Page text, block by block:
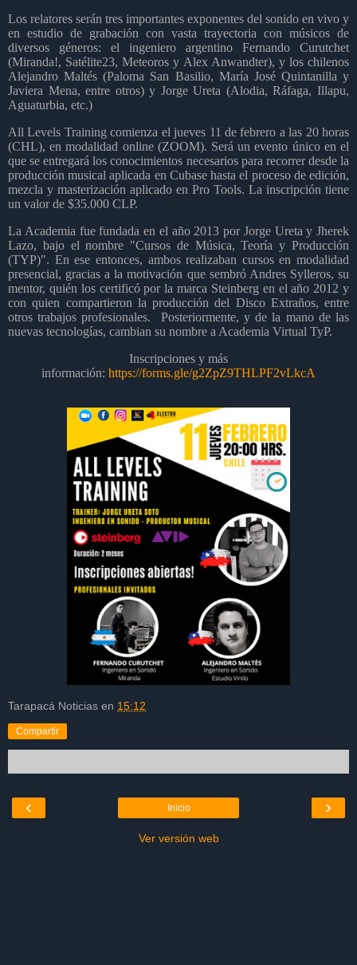
Los relatores serán tres importantes exponentes del sonido en vivo y
en estudio de grabación con vasta trayectoria con músicos de
diversos géneros: el ingeniero argentino Fernando Curutchet
(Miranda!, Satélite23, Meteoros y Alex Anwandter), y los chilenos
Alejandro Maltés (Paloma San Basilio, María José Quintanilla y
Javiera Mena, entre otros) y Jorge Ureta (Alodia, Ráfaga, Illapu,
Aguaturbia, etc.)
All Levels Training comienza el jueves 11 de febrero a las 20 horas
(CHL), en modalidad online (ZOOM). Será un evento único en el
que se entregará los conocimientos necesarios para recorrer desde la
producción musical aplicada en Cubase hasta el proceso de edición,
mezcla y masterización aplicado en Pro Tools. La inscripción tiene
un valor de $35.000 CLP.
La Academia fue fundada en el año 2013 por Jorge Ureta y Jherek
Lazo, bajo el nombre "Cursos de Música, Teoría y Producción
(TYP)". En ese entonces, ambos realizaban cursos en modalidad
presencial, gracias a la motivación que sembró Andres Sylleros, su
mentor, quién los certificó por la marca Steinberg en el año 2012 y
con quien compartieron la producción del Disco Extraños, entre
otros trabajos profesionales. Posteriormente, y de la mano de las
nuevas tecnologías, cambian su nombre a Academia Virtual TyP.
Inscripciones y más
información: https://forms.gle/g2ZpZ9THLPF2vLkcA
Tarapacá Noticias en 15:12
Compartir
‹ ›
Inicio
Ver versión web